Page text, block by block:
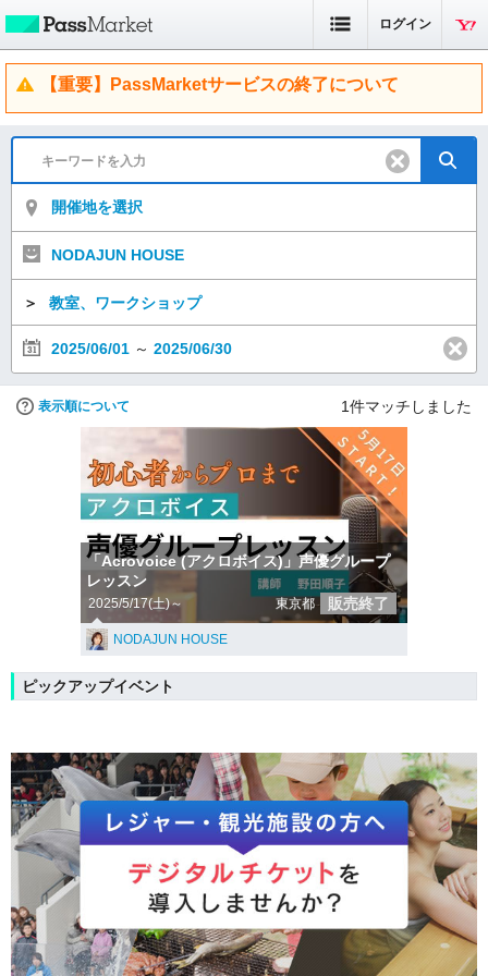
ログイン
【重要】PassMarketサービスの終了について
開催地を選択
NODAJUN HOUSE
＞ 教室、ワークショップ
2025/06/01 ～ 2025/06/30
表示順について 1件マッチしました
「Acrovoice (アクロボイス)」声優グループ
レッスン
2025/5/17(土)～ 東京都 販売終了
NODAJUN HOUSE
ピックアップイベント